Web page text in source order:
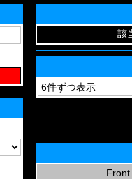
該
Front